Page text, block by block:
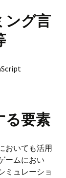
ング言
る要素
おいても活用
ームにおい
ミュレーショ